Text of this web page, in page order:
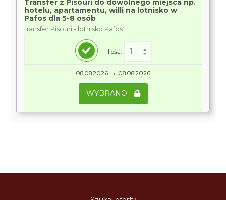
Transfer z Pisouri do dowolnego miejsca np.
hotelu, apartamentu, willi na lotnisko w
Pafos dla 5-8 osób
transfer Pisouri - lotnisko Pafos
Ilość:
08.08.2026 → 08.08.2026
WYBRANO